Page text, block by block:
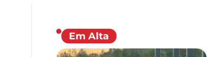
Em Alta